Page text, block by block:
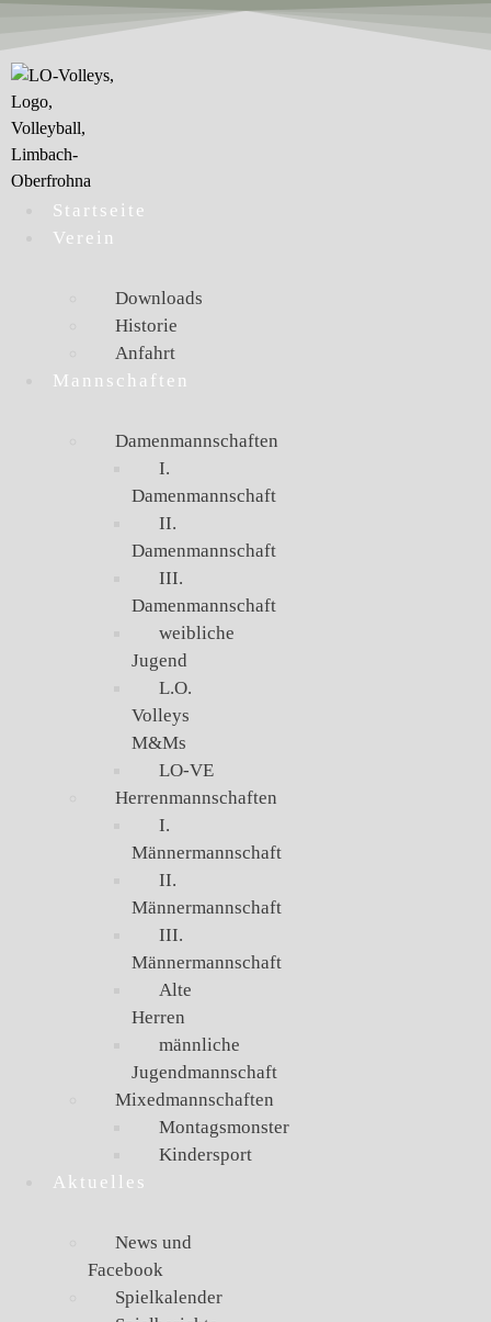
Startseite
Verein
Downloads
Historie
Anfahrt
Mannschaften
Damenmannschaften
I.
Damenmannschaft
II.
Damenmannschaft
III.
Damenmannschaft
weibliche
Jugend
L.O.
Volleys
M&Ms
LO-VE
Herrenmannschaften
I.
Männermannschaft
II.
Männermannschaft
III.
Männermannschaft
Alte
Herren
männliche
Jugendmannschaft
Mixedmannschaften
Montagsmonster
Kindersport
Aktuelles
News und
Facebook
Spielkalender